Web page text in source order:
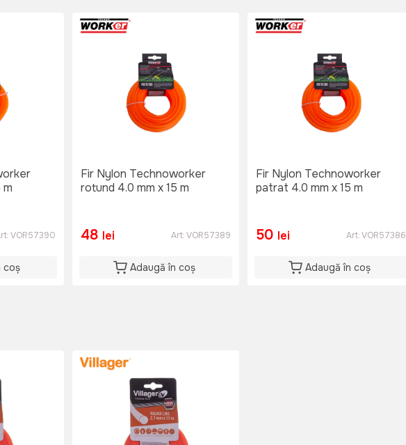
m
VOR57390
coș
Fir Nylon Technoworker
rotund 4.0 mm x 15 m
48 lei Art:VOR57389
Adaugă în coș
Fir Nylon Technoworker
patrat 4.0 mm x 15 m
50 lei Art:VOR57386
Adaugă în coș